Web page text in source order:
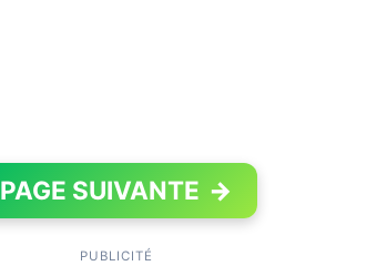
PAGE SUIVANTE →
PUBLICITÉ